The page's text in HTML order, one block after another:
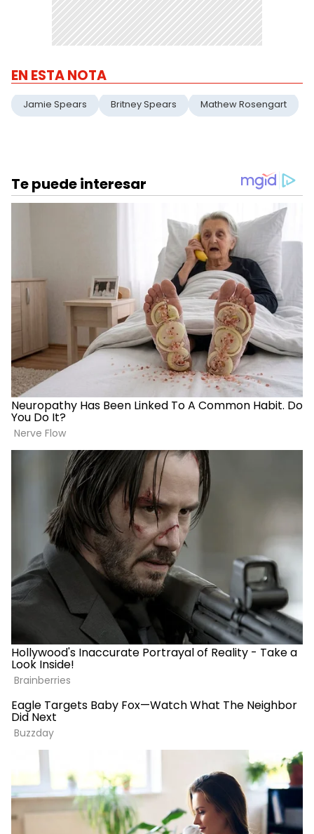
EN ESTA NOTA
Jamie Spears Britney Spears Mathew Rosengart